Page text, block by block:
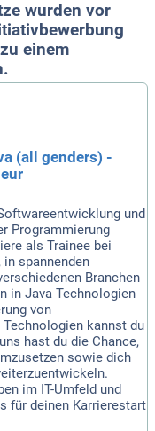
wurden vor
einem
(all genders) -
und
Programmierung
als Trainee bei
spannenden
Branchen
in Java Technologien
von
kannst du
hast du die Chance,
sowie dich
im IT-Umfeld und
für deinen Karrierestart